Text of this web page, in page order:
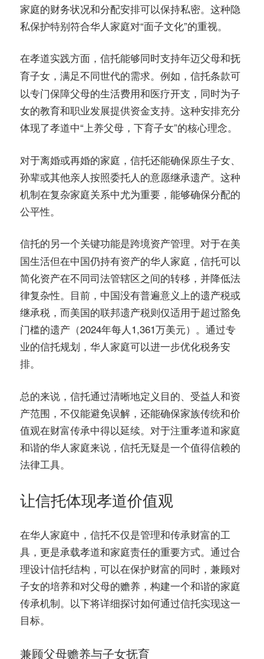
家庭的财务状况和分配安排可以保持私密。这种隐
私保护特别符合华人家庭对“面子文化”的重视。
在孝道实践方面，信托能够同时支持年迈父母和抚
育子女 ，满足不同世代的需求。例如，信托条款可
以专门保障父母的生活费用和医疗开支，同时为子
女的教育和职业发展提供资金支持。这种安排充分
体现了孝道中“上养父母，下育子女”的核心理念。
对于离婚或再婚的家庭，信托还能确保原生子女、
孙辈或其他亲人按照委托人的意愿继承遗产。这种
机制在复杂家庭关系中尤为重要，能够确保分配的
公平性。
信托的另一个关键功能是跨境资产管理。对于在美
国生活但在中国仍持有资产的华人家庭，信托可以
简化资产在不同司法管辖区之间的转移，并降低法
律复杂性。目前，中国没有普遍意义上的遗产税或
继承税，而美国的联邦遗产税则仅适用于超过豁免
门槛的遗产（2024年每人1,361万美元）。通过专
业的信托规划，华人家庭可以进一步优化税务安
排。
总的来说，信托通过清晰地定义目的、受益人和资
产范围，不仅能避免误解，还能确保家族传统和价
值观在财富传承中得以延续。对于注重孝道和家庭
和谐的华人家庭来说，信托无疑是一个值得信赖的
法律工具。
让信托体现孝道价值观
在华人家庭中，信托不仅是管理和传承财富的工
具，更是承载孝道和家庭责任的重要方式。通过合
理设计信托结构，可以在保护财富的同时，兼顾对
子女的培养和对父母的赡养，构建一个和谐的家庭
传承机制。以下将详细探讨如何通过信托实现这一
目标。
兼顾父母赡养与子女抚育